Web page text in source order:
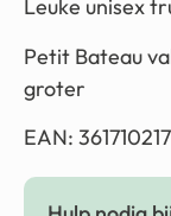
Leuke unisex
Petit Bateau
groter
EAN: